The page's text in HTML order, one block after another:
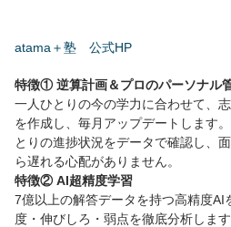
atama＋塾 公式HP
特徴① 逆算計画＆プロのパーソナル
一人ひとりの今の学力に合わせて、
を作成し、毎月アップデートします
とりの進捗状況をデータで確認し、
ら遅れる心配がありません。
特徴② AI超精度学習
7億以上の解答データを持つ高精度AI
度・伸びしろ・弱点を徹底分析しま